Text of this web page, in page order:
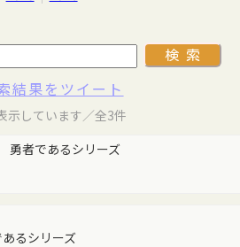
結果をツイート
示しています／全3件
勇者であるシリーズ
るシリーズ